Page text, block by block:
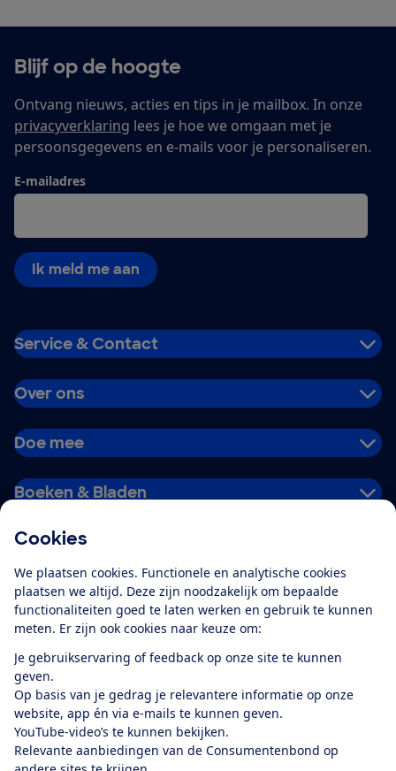
Cookies
We plaatsen cookies. Functionele en analytische cookies
plaatsen we altijd. Deze zijn noodzakelijk om bepaalde
functionaliteiten goed te laten werken en gebruik te kunnen
meten. Er zijn ook cookies naar keuze om:
Je gebruikservaring of feedback op onze site te kunnen
geven.
Op basis van je gedrag je relevantere informatie op onze
website, app én via e-mails te kunnen geven.
YouTube-video’s te kunnen bekijken.
Relevante aanbiedingen van de Consumentenbond op
Blijf op de hoogte
Ontvang nieuws, acties en tips in je mailbox. In onze
privacyverklaring lees je hoe we omgaan met je
persoonsgegevens en e-mails voor je personaliseren.
E-mailadres
Ik meld me aan
Service & Contact
Over ons
Doe mee
Boeken & Bladen
Alles over de
app
Algemene Voorwaarden
Privacyverklaring
Cookiebeleid
Privacyvoorkeuren
Toegankelijkheid